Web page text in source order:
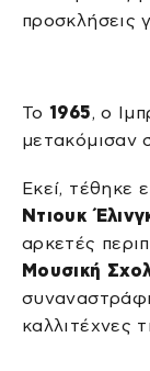
προσκλήσεις
Το1965, ο
μετακόμισαν
Εκεί, τέθηκε
Ντιουκ
αρκετές
Μουσική
καλλιτέχνες